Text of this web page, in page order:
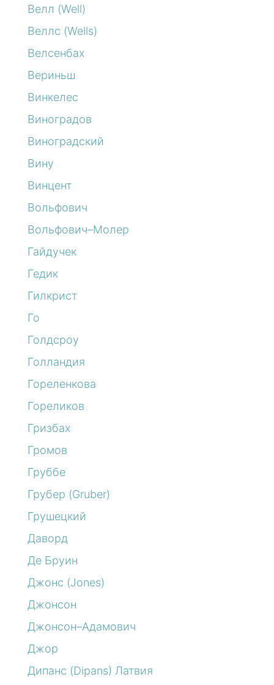
Велл (Well)
Веллс (Wells)
Велсенбах
Вериньш
Винкелес
Виноградов
Виноградский
Вину
Винцент
Вольфович
Вольфович–Молер
Гайдучек
Гедик
Гилкрист
Го
Голдсроу
Голландия
Гореленкова
Гореликов
Гризбах
Громов
Груббе
Грубер (Gruber)
Грушецкий
Даворд
Де Бруин
Джонс (Jones)
Джонсон
Джонсон–Адамович
Джор
Дипанс (Dipans) Латвия